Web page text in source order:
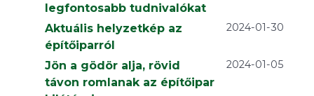
legfontosabb tudnivalókat
Aktuális helyzetkép az
építőiparról
2024-01-30
Jön a gödör alja, rövid
távon romlanak az építőipar
2024-01-05